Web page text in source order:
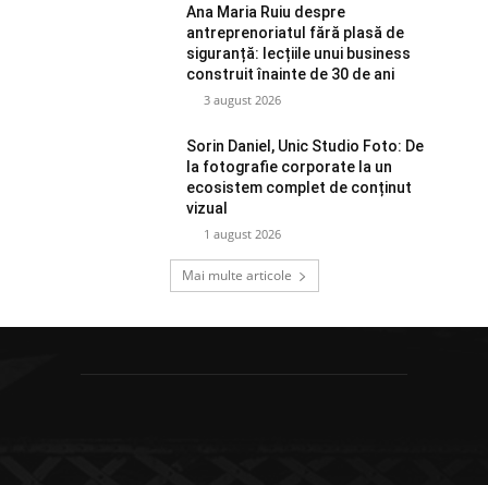
Ana Maria Ruiu despre
antreprenoriatul fără plasă de
siguranță: lecțiile unui business
construit înainte de 30 de ani
3 august 2026
Sorin Daniel, Unic Studio Foto: De
la fotografie corporate la un
ecosistem complet de conținut
vizual
1 august 2026
Mai multe articole